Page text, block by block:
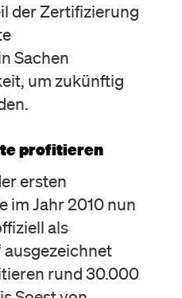
der Zertifizierung
Sachen
um zukünftig
profitieren
ersten
im Jahr 2010 nun
als
ausgezeichnet
rund 30.000